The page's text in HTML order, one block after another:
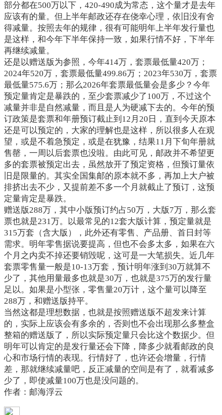
部分都在500万以下， 420-490成为常态，这个量才是去年
应该有的量。但上半年邮政还存在侥幸心理，依旧没有舍
得减量。按照去年的规律，很有可能明年上半年发行量也
是这样，和今年下半年保持一致，如果行情不好，下半年
再继续减量。
还是以赠送版为参照，今年414万，套票最低量420万；
2024年520万，套票最低量499.86万； 2023年530万，套票
最低量575.6万；那么2026年套票最低量会是多少？今年
预定量肯定是暴跌的，至少套票减少了100万，不过这个
减量并非是自然减量，而且是人为硬减下去的。今年的预
订政策是套票和年册预订截止到 12 月 20 日，直到今天原本
还是可以预定的，大家的理解也是这样，所以很多人在观
望，或是不着急预定，或是在犹豫，结果11 月下旬年册就
售罄，一周以后套票也没啦。由此可见，邮政并不希望更
多的套票被预定出去，虽然放开了预定资格，但预订量依
旧是限量的。其实全国集邮的原本就不多，再加上大户被
排挤出去不少，又提前差不多一个月就截止了预订，这预
定量肯定是暴跌。
赠送版288万，其中小版预订约占50万，大版7万，那么套
票也就是231万。以最常见的12套大版计算，预定量就是
315万套（含大版），此外还有零售、产品册、首日封等
需求。明年零售据说要提高，但也不会多太多，如果在六
个月之内卖不掉还要销毁呢，这可是一大笔损失。近几年
套票零售量一般是10-13万套，预计明年涨到 30万就算不
少了，其他用量最多也就是30万，也就是375万的发行量
足以。如果是小型张，零售量20万计，这个量可以降至
288万，和赠送版持平。
当然这都是理想数据，也就是按照赠送版不超发来计算
的，实际上应该会有多余的，否则也不会出现那么多整盒
整箱的赠送版了，所以实际预定量只会比这个数据少。但
明年可以肯定的是发行量还会下降，降多少就看邮政的良
心和市场行情的表现。行情好了，也许还会增量，行情
差，那就继续减量吧，反正减量的空间是有了，就看减多
少了，即使减量100万也是没问题的。
作者：邮海浮云